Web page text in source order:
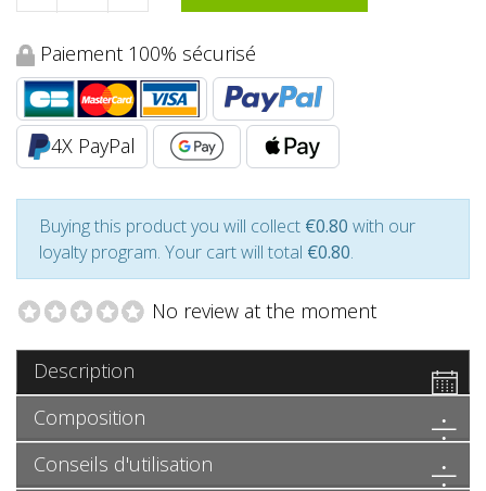
Paiement 100% sécurisé
4X PayPal
Buying this product you will collect €0.80 with our
loyalty program. Your cart will total €0.80.
No review at the moment
Description
Composition
Conseils d'utilisation